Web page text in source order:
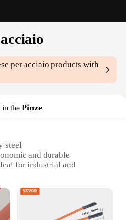
per acciaio products with
in the Pinze
steel
and durable
for industrial and
Comes as a set for versatile